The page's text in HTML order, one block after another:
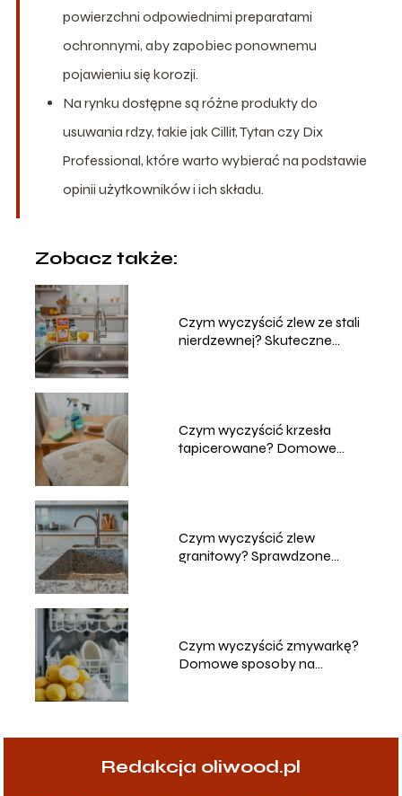
powierzchni odpowiednimi preparatami
ochronnymi, aby zapobiec ponownemu
pojawieniu się korozji.
Na rynku dostępne są różne produkty do
usuwania rdzy, takie jak Cillit, Tytan czy Dix
Professional, które warto wybierać na podstawie
opinii użytkowników i ich składu.
Zobacz także:
Czym wyczyścić zlew ze stali
nierdzewnej? Skuteczne
Czym wyczyścić krzesła
tapicerowane? Domowe
Czym wyczyścić zlew
granitowy? Sprawdzone
Czym wyczyścić zmywarkę?
Domowe sposoby na
Redakcja oliwood.pl